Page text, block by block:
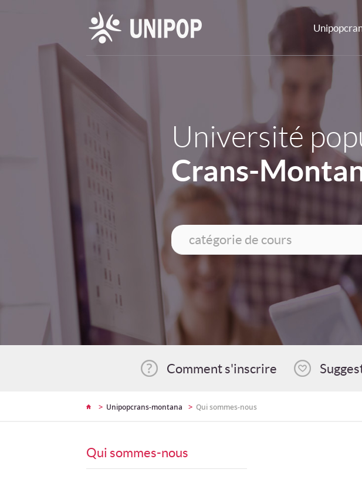
Université
Crans-
Comment s'inscrire
> Unipopcrans-montana > Qui sommes-nous
Qui sommes-nous